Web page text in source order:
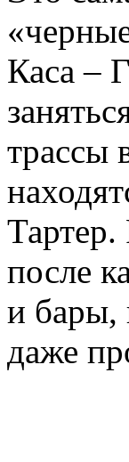
Каса –
трассы
Тартер.
после
и бары,
даже